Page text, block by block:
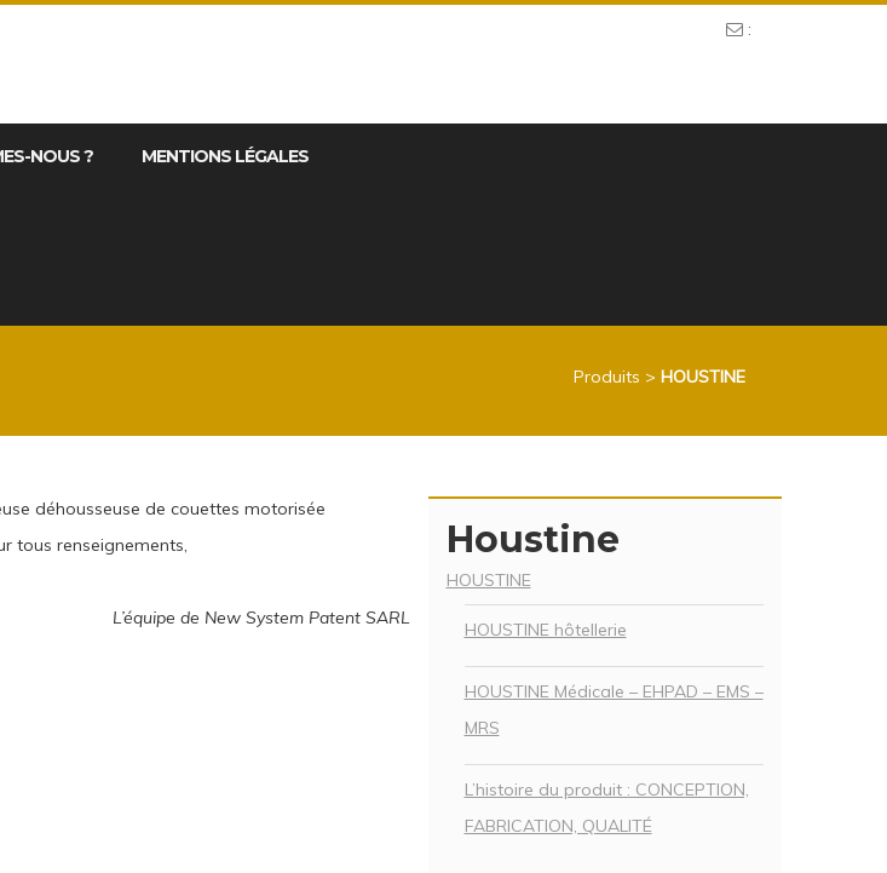
:
NOUS ? MENTIONS LÉGALES
Produits > HOUSTINE
déhousseuse de couettes motorisée
tous renseignements,
L’équipe de New System Patent SARL
Houstine
HOUSTINE
HOUSTINE hôtellerie
HOUSTINE Médicale – EHPAD – EMS –
MRS
L’histoire du produit : CONCEPTION,
FABRICATION, QUALITÉ